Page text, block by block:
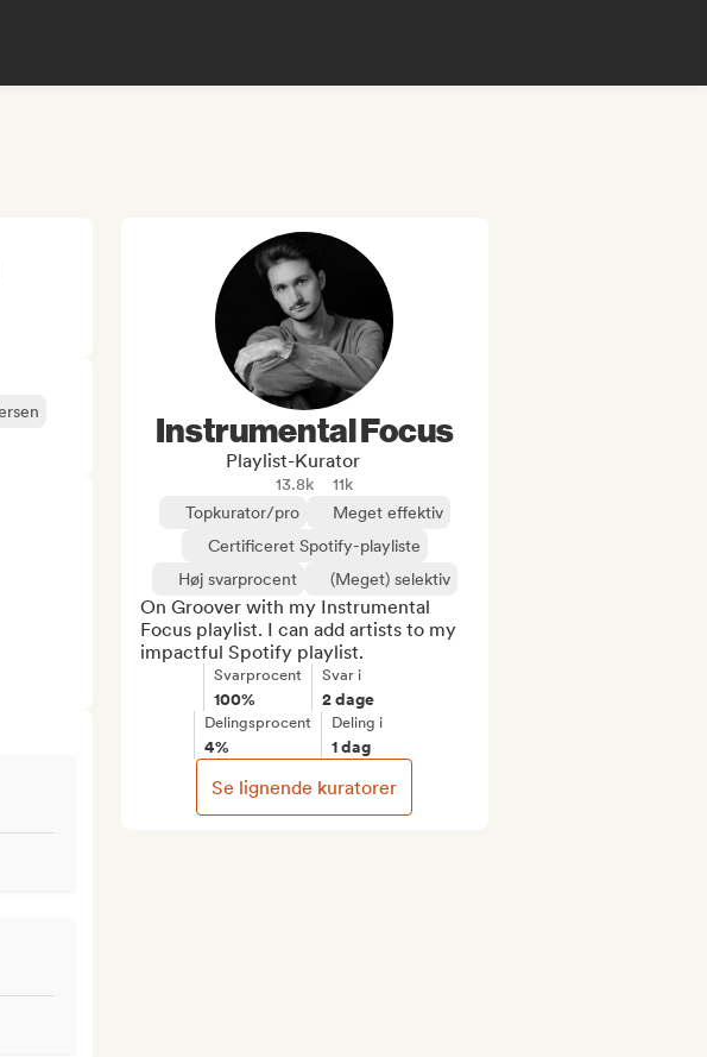
Instrumental Focus
Playlist-Kurator
13.8k
11k
Topkurator/pro
Meget effektiv
Certificeret Spotify-playliste
Høj svarprocent
(Meget) selektiv
On Groover with my Instrumental
Focus playlist. I can add artists to my
impactful Spotify playlist.
Svarprocent
100%
Svar i
2 dage
Delingsprocent
4%
Deling i
1 dag
Se lignende kuratorer